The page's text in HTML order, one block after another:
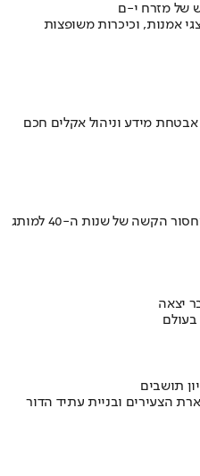
של מזרח י-ם
אמנות, וכיכרות משופצות
מידע וניהול אקלים חכם
איך אסם הפכה את תקופת הצנע והמחסור הקשה של שנות ה-40 למותג
יצאה
בעולם
הצעירים ובניית עתיד הדור